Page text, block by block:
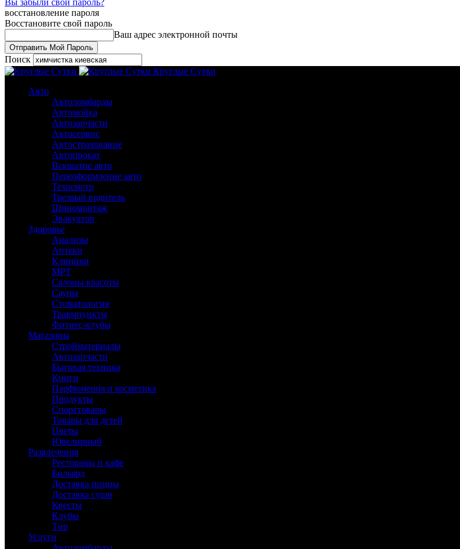
Вы забыли свой пароль?
восстановление пароля
Восстановите свой пароль
Ваш адрес электронной почты
Поиск
Круглые Сутки
Авто
Автоломбарды
Автомойка
Автозапчасти
Автосервис
Автострахование
Автопрокат
Вскрытие авто
Переоформление авто
Техосмотр
Трезвый водитель
Шиномонтаж
Эвакуатор
Здоровье
Анализы
Аптеки
Клиники
МРТ
Салоны красоты
Сауны
Стоматология
Травмпункты
Фитнес-клубы
Магазины
Стройматериалы
Автозапчасти
Бытовая техника
Книги
Парфюмерия и косметика
Продукты
Спорттовары
Товары для детей
Цветы
Ювелирный
Развлечения
Рестораны и кафе
Бильярд
Доставка пиццы
Доставка суши
Квесты
Клубы
Тир
Услуги